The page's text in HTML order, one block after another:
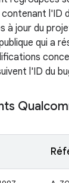
l'ID
à jour du
qui a
l'ID du